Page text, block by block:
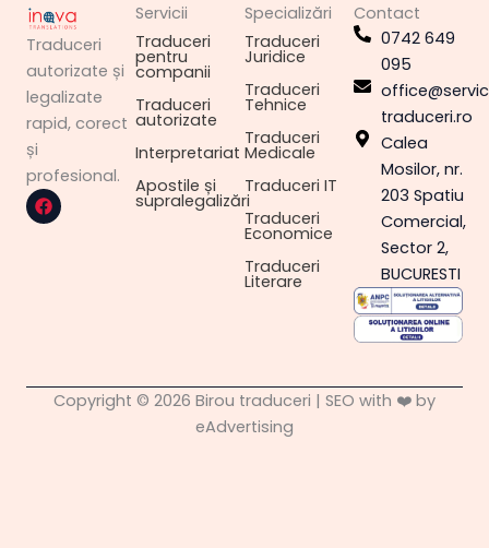
Traduceri
autorizate și
legalizate
rapid, corect
și
profesional.
F
a
c
Servicii
Traduceri
pentru
companii
Traduceri
autorizate
Interpretariat
Apostile și
supralegalizări
Specializări
Traduceri
Juridice
Traduceri
Tehnice
Traduceri
Medicale
Traduceri IT
Traduceri
Economice
Traduceri
Literare
Contact
0742 649
095
traduceri.ro
Calea
Mosilor, nr.
203 Spatiu
Comercial,
Sector 2,
BUCURESTI
Copyright © 2026 Birou traduceri | SEO with ❤️ by
eAdvertising